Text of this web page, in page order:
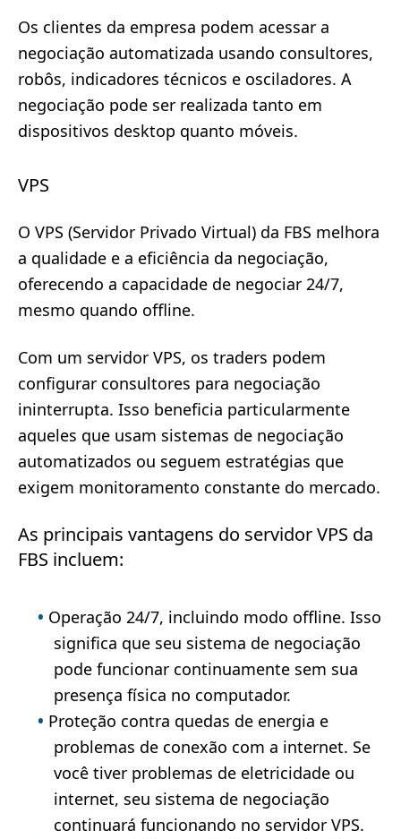
Os clientes da empresa podem acessar a
negociação automatizada usando consultores,
robôs, indicadores técnicos e osciladores. A
negociação pode ser realizada tanto em
dispositivos desktop quanto móveis.
VPS
O VPS (Servidor Privado Virtual) da FBS melhora
a qualidade e a eficiência da negociação,
oferecendo a capacidade de negociar 24/7,
mesmo quando offline.
Com um servidor VPS, os traders podem
configurar consultores para negociação
ininterrupta. Isso beneficia particularmente
aqueles que usam sistemas de negociação
automatizados ou seguem estratégias que
exigem monitoramento constante do mercado.
As principais vantagens do servidor VPS da
FBS incluem:
Operação 24/7, incluindo modo offline. Isso
significa que seu sistema de negociação
pode funcionar continuamente sem sua
presença física no computador.
Proteção contra quedas de energia e
problemas de conexão com a internet. Se
você tiver problemas de eletricidade ou
internet, seu sistema de negociação
continuará funcionando no servidor VPS.